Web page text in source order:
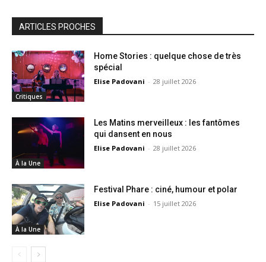
ARTICLES PROCHES
Critiques
Home Stories : quelque chose de très
spécial
Elise Padovani - 28 juillet 2026
À la Une
Les Matins merveilleux : les fantômes
qui dansent en nous
Elise Padovani - 28 juillet 2026
À la Une
Festival Phare : ciné, humour et polar
Elise Padovani - 15 juillet 2026